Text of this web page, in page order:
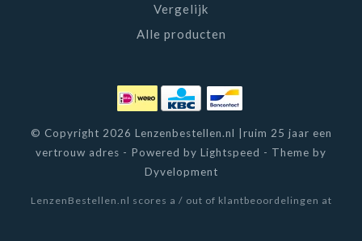
Vergelijk
Alle producten
© Copyright 2026 Lenzenbestellen.nl |ruim 25 jaar een
vertrouw adres - Powered by Lightspeed - Theme by
Dyvelopment
LenzenBestellen.nl scores a / out of klantbeoordelingen at